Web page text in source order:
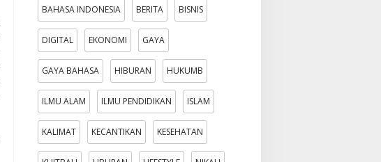
BAHASA INDONESIA BERITA BISNIS
DIGITAL EKONOMI GAYA
GAYA BAHASA HIBURAN HUKUMB
ILMU ALAM ILMU PENDIDIKAN ISLAM
KALIMAT KECANTIKAN KESEHATAN